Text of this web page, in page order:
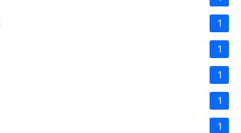
1
1
1
1
1